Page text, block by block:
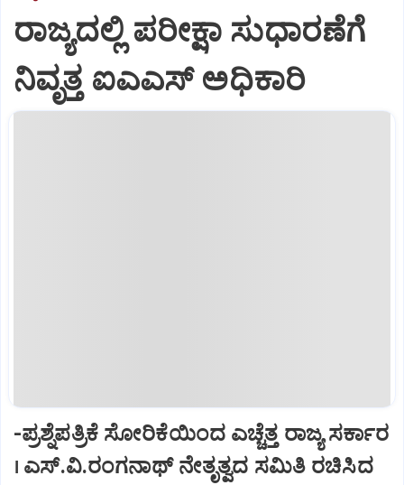
ರಾಜ್ಯದಲ್ಲಿ ಪರೀಕ್ಷಾ ಸುಧಾರಣೆಗೆ
ನಿವೃತ್ತ ಐಎಎಸ್‌ ಅಧಿಕಾರಿ
-ಪ್ರಶ್ನೆಪತ್ರಿಕೆ ಸೋರಿಕೆಯಿಂದ ಎಚ್ಚೆತ್ತ ರಾಜ್ಯ ಸರ್ಕಾರ
। ಎಸ್‌.ವಿ.ರಂಗನಾಥ್‌ ನೇತೃತ್ವದ ಸಮಿತಿ ರಚಿಸಿದ